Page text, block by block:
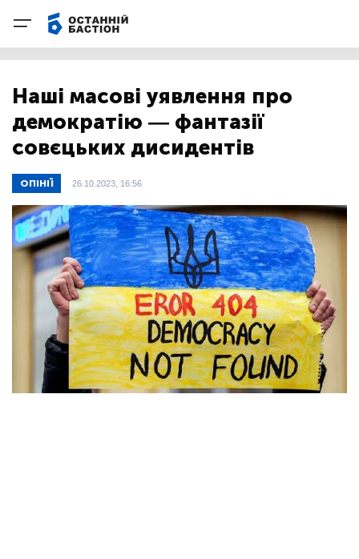
Наші масові уявлення про
демократію — фантазії
совєцьких дисидентів
ОПІНІЇ 26.10.2023, 16:56